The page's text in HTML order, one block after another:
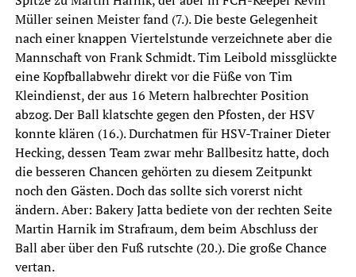
Müller seinen Meister fand (7.). Die beste Gelegenheit
nach einer knappen Viertelstunde verzeichnete aber die
Mannschaft von Frank Schmidt. Tim Leibold missglückte
eine Kopfballabwehr direkt vor die Füße von Tim
Kleindienst, der aus 16 Metern halbrechter Position
abzog. Der Ball klatschte gegen den Pfosten, der HSV
konnte klären (16.). Durchatmen für HSV-Trainer Dieter
Hecking, dessen Team zwar mehr Ballbesitz hatte, doch
die besseren Chancen gehörten zu diesem Zeitpunkt
noch den Gästen. Doch das sollte sich vorerst nicht
ändern. Aber: Bakery Jatta bediete von der rechten Seite
Martin Harnik im Strafraum, dem beim Abschluss der
Ball aber über den Fuß rutschte (20.). Die große Chance
vertan.